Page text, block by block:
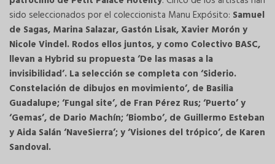
sido seleccionados por el coleccionista Manu Expósito: Samuel
de Sagas, Marina Salazar, Gastón Lisak, Xavier Morón y
Nicole Vindel. Rodos ellos juntos, y como Colectivo BASC,
llevan a Hybrid su propuesta ‘De las masas a la
invisibilidad’. La selección se completa con ‘Siderio.
Constelación de dibujos en movimiento’, de Basilia
Guadalupe; ‘Fungal site’, de Fran Pérez Rus; ‘Puerto’ y
‘Gemas’, de Dario Machín; ‘Biombo’, de Guillermo Esteban
y Aida Salán ‘NaveSierra’; y ‘Visiones del trópico’, de Karen
Sandoval.